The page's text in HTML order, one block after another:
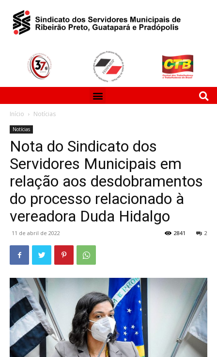
Início Notícias
Notícias
Nota do Sindicato dos
Servidores Municipais em
relação aos desdobramentos
do processo relacionado à
vereadora Duda Hidalgo
11 de abril de 2022 2
2841